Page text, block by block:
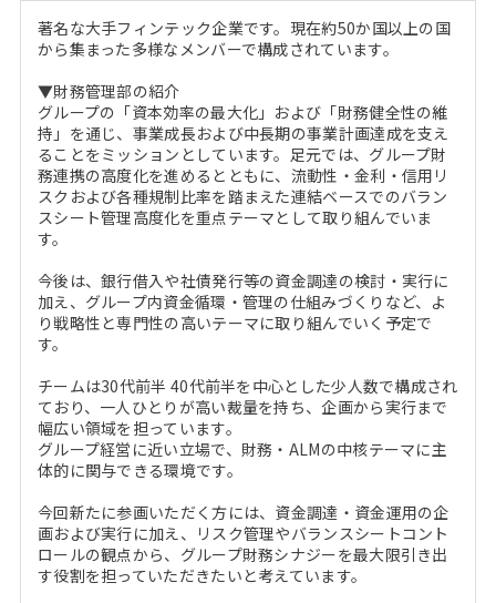
MBAを生かす求人特集
年齢と年収の相関図
MBA NETWORKING
著名な大手フィンテック企業です。現在約50か国以上の国
から集まった多様なメンバーで構成されています。
▼財務管理部の紹介
グループの「資本効率の最大化」および「財務健全性の維
持」を通じ、事業成長および中長期の事業計画達成を支え
ることをミッションとしています。足元では、グループ財
務連携の高度化を進めるとともに、流動性・金利・信用リ
スクおよび各種規制比率を踏まえた連結ベースでのバラン
スシート管理高度化を重点テーマとして取り組んでいま
す。
今後は、銀行借入や社債発行等の資金調達の検討・実行に
加え、グループ内資金循環・管理の仕組みづくりなど、よ
り戦略性と専門性の高いテーマに取り組んでいく予定で
す。
チームは30代前半 40代前半を中心とした少人数で構成され
ており、一人ひとりが高い裁量を持ち、企画から実行まで
幅広い領域を担っています。
グループ経営に近い立場で、財務・ALMの中核テーマに主
体的に関与できる環境です。
今回新たに参画いただく方には、資金調達・資金運用の企
画および実行に加え、リスク管理やバランスシートコント
ロールの観点から、グループ財務シナジーを最大限引き出
す役割を担っていただきたいと考えています。